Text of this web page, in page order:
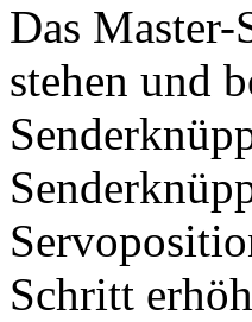
Das
stehen und
Schritt